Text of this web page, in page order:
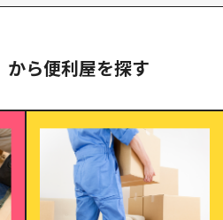
から便利屋を探す